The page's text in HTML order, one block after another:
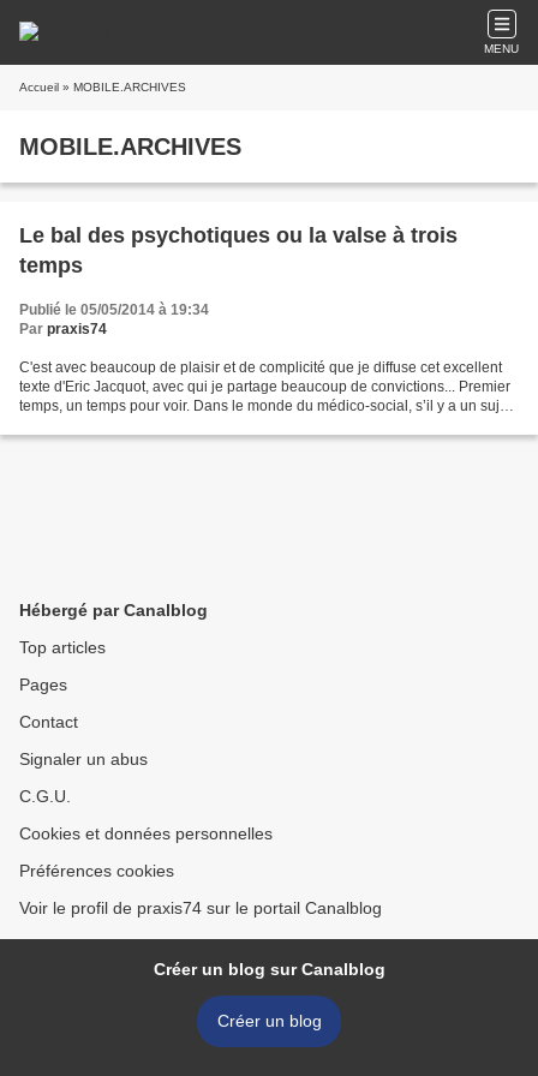
MENU
Accueil » MOBILE.ARCHIVES
MOBILE.ARCHIVES
Le bal des psychotiques ou la valse à trois
temps
Publié le 05/05/2014 à 19:34
Par praxis74
C'est avec beaucoup de plaisir et de complicité que je diffuse cet excellent
texte d'Eric Jacquot, avec qui je partage beaucoup de convictions... Premier
temps, un temps pour voir. Dans le monde du médico-social, s’il y a un sujet
Hébergé par Canalblog
Top articles
Pages
Contact
Signaler un abus
C.G.U.
Cookies et données personnelles
Préférences cookies
Voir le profil de praxis74 sur le portail Canalblog
Créer un blog sur Canalblog
Créer un blog